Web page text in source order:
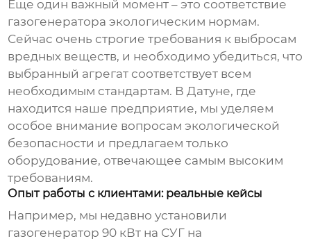
Еще один важный момент – это соответствие
газогенератора экологическим нормам.
Сейчас очень строгие требования к выбросам
вредных веществ, и необходимо убедиться, что
выбранный агрегат соответствует всем
необходимым стандартам. В Датуне, где
находится наше предприятие, мы уделяем
особое внимание вопросам экологической
безопасности и предлагаем только
оборудование, отвечающее самым высоким
требованиям.
Опыт работы с клиентами: реальные кейсы
Например, мы недавно установили
газогенератор 90 кВт на СУГ на